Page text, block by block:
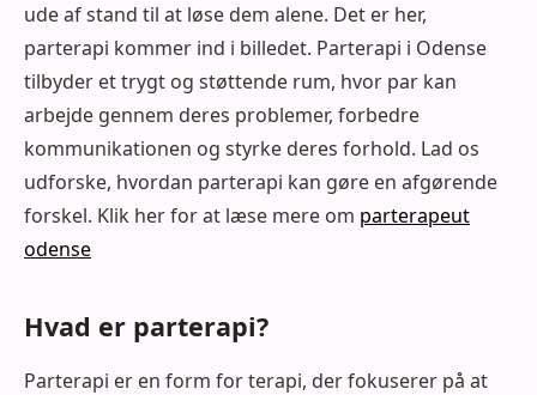
ude af stand til at løse dem alene. Det er her,
parterapi kommer ind i billedet. Parterapi i Odense
tilbyder et trygt og støttende rum, hvor par kan
arbejde gennem deres problemer, forbedre
kommunikationen og styrke deres forhold. Lad os
udforske, hvordan parterapi kan gøre en afgørende
forskel. Klik her for at læse mere om parterapeut
odense
Hvad er parterapi?
Parterapi er en form for terapi, der fokuserer på at